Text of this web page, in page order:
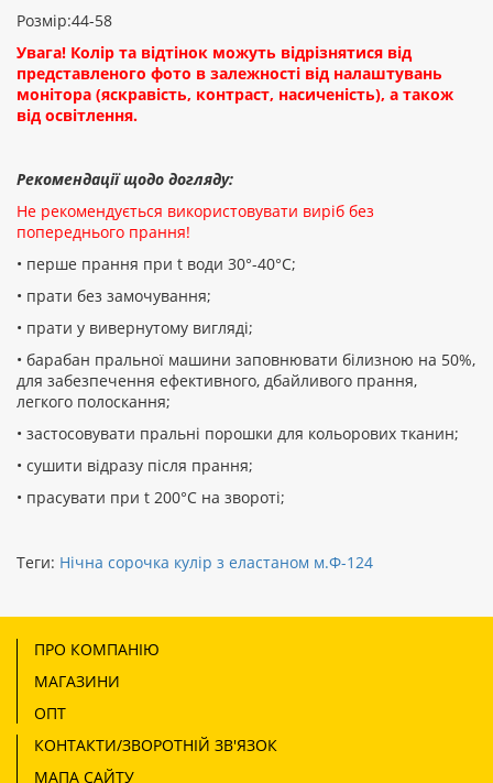
Розмір:44-58
Увага! Колір та відтінок можуть відрізнятися від
представленого фото в залежності від налаштувань
монітора (яскравість, контраст, насиченість), а також
від освітлення.
Рекомендації щодо догляду:
Не рекомендується використовувати виріб без
попереднього прання!
• перше прання при t води 30°-40°C;
• прати без замочування;
• прати у вивернутому вигляді;
• барабан пральної машини заповнювати білизною на 50%,
для забезпечення ефективного, дбайливого прання,
легкого полоскання;
• застосовувати пральні порошки для кольорових тканин;
• сушити відразу після прання;
• прасувати при t 200°С на звороті;
Теги: Нічна сорочка кулір з еластаном м.Ф-124
ПРО КОМПАНІЮ
МАГАЗИНИ
ОПТ
КОНТАКТИ/ЗВОРОТНІЙ ЗВ'ЯЗОК
МАПА САЙТУ